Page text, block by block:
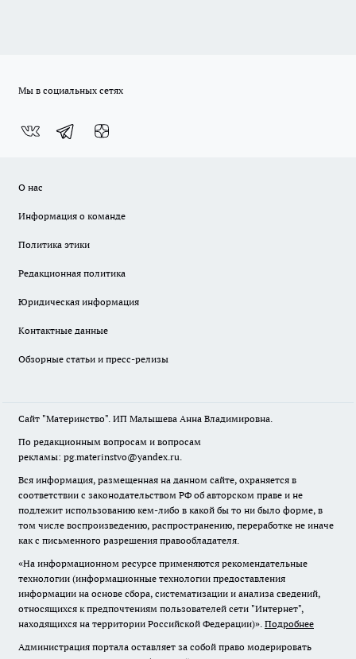
Мы в социальных сетях
О нас
Информация о команде
Политика этики
Редакционная политика
Юридическая информация
Контактные данные
Обзорные статьи и пресс-релизы
Сайт "Материнство". ИП Малышева Анна Владимировна.
По редакционным вопросам и вопросам
рекламы: pg.materinstvo@yandex.ru.
Вся информация, размещенная на данном сайте, охраняется в
соответствии с законодательством РФ об авторском праве и не
подлежит использованию кем-либо в какой бы то ни было форме, в
том числе воспроизведению, распространению, переработке не иначе
как с письменного разрешения правообладателя.
«На информационном ресурсе применяются рекомендательные
технологии (информационные технологии предоставления
информации на основе сбора, систематизации и анализа сведений,
относящихся к предпочтениям пользователей сети "Интернет",
находящихся на территории Российской Федерации)». Подробнее
Администрация портала оставляет за собой право модерировать